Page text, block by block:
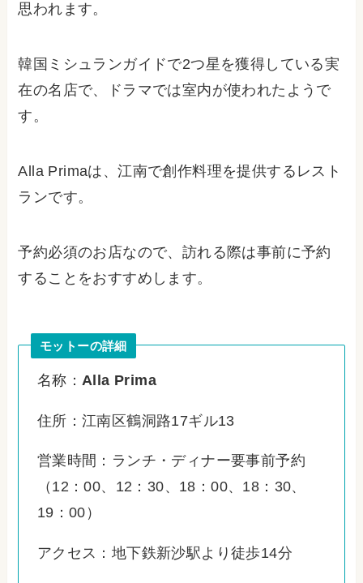
思われます。
韓国ミシュランガイドで2つ星を獲得している実
在の名店で、ドラマでは室内が使われたようで
す。
Alla Primaは、江南で創作料理を提供するレスト
ランです。
予約必須のお店なので、訪れる際は事前に予約
することをおすすめします。
モットーの詳細
名称： Alla Prima
住所：江南区鶴洞路17ギル13
営業時間：ランチ・ディナー要事前予約
（12：00、12：30、18：00、18：30、
19：00）
アクセス：地下鉄新沙駅より徒歩14分